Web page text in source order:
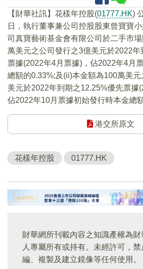
【財華社訊】花樣年控股(01777.HK)
日，執行董事兼公司控股股東曾寶寶
司真寶藝術基金會有限公司於二手市
萬美元之公司發行之3億美元於2022
票據(2022年4月票據)，佔2022年4月
總額的0.33%;及(ii)本金額為100萬美
美元於2022年到期之12.25%優先票據
佔2022年10月票據初始發行時本金總
港交所原文
花樣年控股 01777.HK
財華網所刊載內容之知識產權為財
人專屬所有或持有。未經許可，
編、複製及建立鏡像等任何使用。